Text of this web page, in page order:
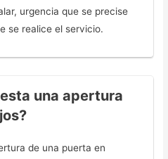
urgencia que se precise
se realice el servicio.
una apertura
de una puerta en